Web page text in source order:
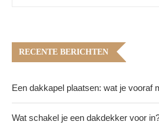
RECENTE BERICHTEN
Een dakkapel plaatsen: wat je vooraf
Wat schakel je een dakdekker voor